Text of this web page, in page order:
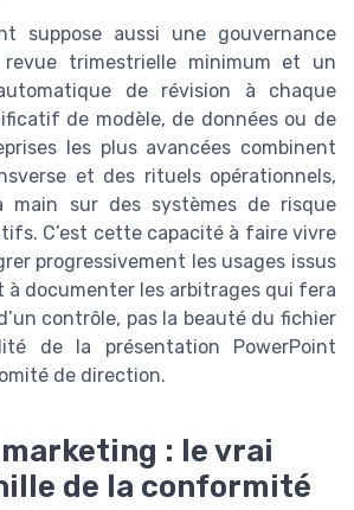
suppose aussi une gouvernance
trimestrielle minimum et un
de révision à chaque
de modèle, de données ou de
les plus avancées combinent
et des rituels opérationnels,
main sur des systèmes de risque
C’est cette capacité à faire vivre
progressivement les usages issus
à documenter les arbitrages qui fera
contrôle, pas la beauté du fichier
de la présentation PowerPoint
de direction.
marketing : le vrai
de la conformité